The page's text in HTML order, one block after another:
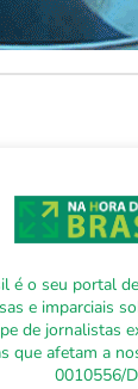
é o seu portal
e imparciais
de jornalistas
que afetam a
0010556/